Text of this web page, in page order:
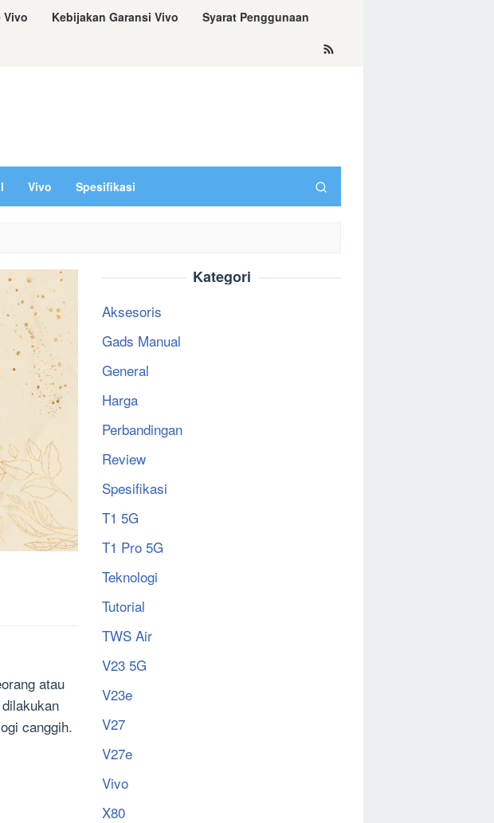
Vivo Kebijakan Garansi Vivo Syarat Penggunaan
Vivo Spesifikasi
atau
canggih.
Kategori
Aksesoris
Gads Manual
General
Harga
Perbandingan
Review
Spesifikasi
T1 5G
T1 Pro 5G
Teknologi
Tutorial
TWS Air
V23 5G
V23e
V27
V27e
Vivo
X80